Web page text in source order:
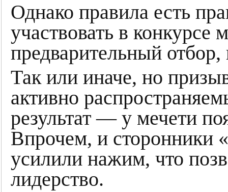
Однако правила есть
участвовать в
предварительный отбор,
Так или иначе, но
активно
результат ― у мечети
Впрочем, и сторонники
усилили нажим, что
лидерство.